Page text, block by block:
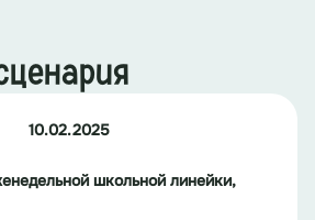
10.02.2025
школьной линейки,